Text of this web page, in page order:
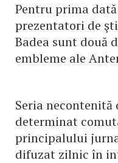
Pentru prima
prezentatori de
Badea sunt două
embleme ale
Seria necontenită
determinat
principalului
difuzat zilnic în